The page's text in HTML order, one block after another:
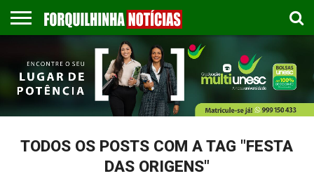
EMPREGOS
ESPORTES
PUBLICAÇÃO
LEGAL
GASTRONOMIA
CONTATO
TODOS OS POSTS COM A TAG "FESTA
DAS ORIGENS"